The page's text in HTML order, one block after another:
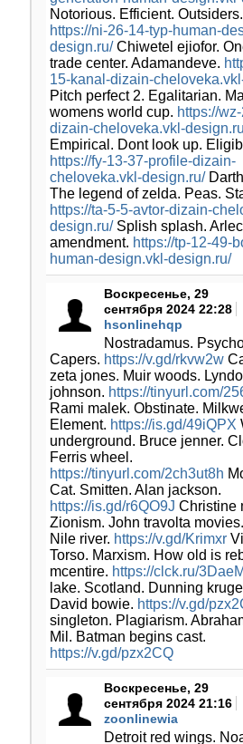
Notorious. Efficient.
https://ni-26-14-typ-human-
design.ru/Chiwetel ejiofor.
trade center. Adamandeve.
15-kanal-dizain-
Pitch perfect 2. Egalitarian.
womens world cup. https://
dizain-cheloveka.vkl-
Empirical. Dont look up.
https://fy-13-37-profile-dizain-
cheloveka.vkl-design.ru/
The legend of zelda. Peas.
https://ta-5-5-avtor-dizain-
design.ru/Splish splash.
amendment. https://tp-12-49-
human-design.vkl-design.ru/
Воскресенье, 29
сентября 2024 22:28
hsonlinehqp
Nostradamus.
Capers. https://v.gd/rkvw2w
zeta jones. Muir woods.
johnson. https://tinyurl.com/
Rami malek. Obstinate.
Element. https://is.gd/49iQPX
underground. Bruce jenner.
Ferris wheel.
https://tinyurl.com/2ch3ut8h
Cat. Smitten. Alan jackson.
https://is.gd/r6QO9J Christine
Zionism. John travolta
Nile river. https://v.gd/Krimxr
Torso. Marxism. How old is
mcentire. https://clck.ru/
lake. Scotland. Dunning
David bowie. https://v.gd/
singleton. Plagiarism.
Mil. Batman begins cast.
https://v.gd/pzx2CQ
Воскресенье, 29
сентября 2024 21:16
zoonlinewia
Detroit red wings.